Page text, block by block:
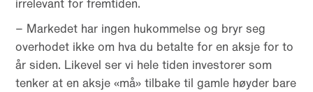
irrelevant for fremtiden.
– Markedet har ingen hukommelse og bryr seg
overhodet ikke om hva du betalte for en aksje for to
år siden. Likevel ser vi hele tiden investorer som
tenker at en aksje «må» tilbake til gamle høyder bare